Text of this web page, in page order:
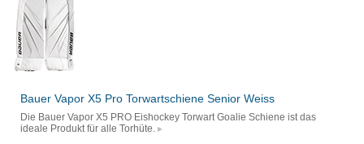
Bauer Vapor X5 Pro Torwartschiene Senior Weiss
Die Bauer Vapor X5 PRO Eishockey Torwart Goalie Schiene ist das
ideale Produkt für alle Torhüte.